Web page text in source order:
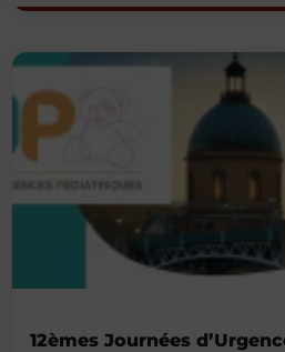
12èmes Journées